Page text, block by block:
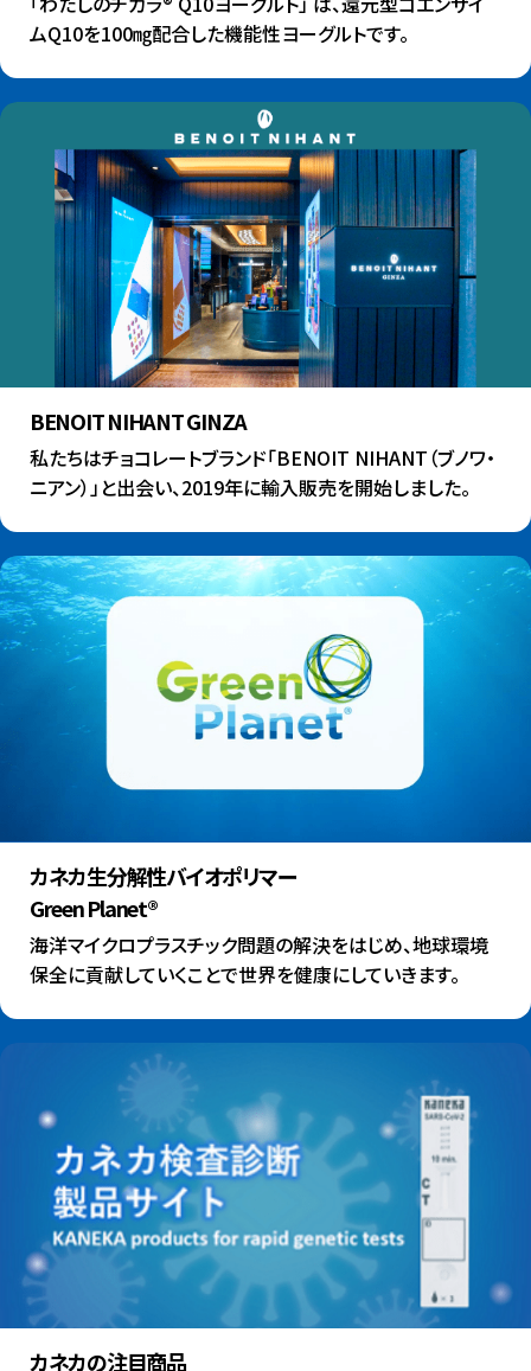
ムQ10を100㎎配合した機能性ヨーグルトです。
BENOIT NIHANT GINZA
私たちはチョコレートブランド「BENOIT NIHANT（ブノワ・
ニアン）」と出会い、2019年に輸入販売を開始しました。
カネカ生分解性バイオポリマー
Green Planet®
海洋マイクロプラスチック問題の解決をはじめ、地球環境
保全に貢献していくことで世界を健康にしていきます。
カネカの注目商品